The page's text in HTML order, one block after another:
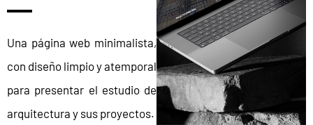
Una página web minimalista,
con diseño limpio y atemporal
para presentar el estudio de
arquitectura y sus proyectos.